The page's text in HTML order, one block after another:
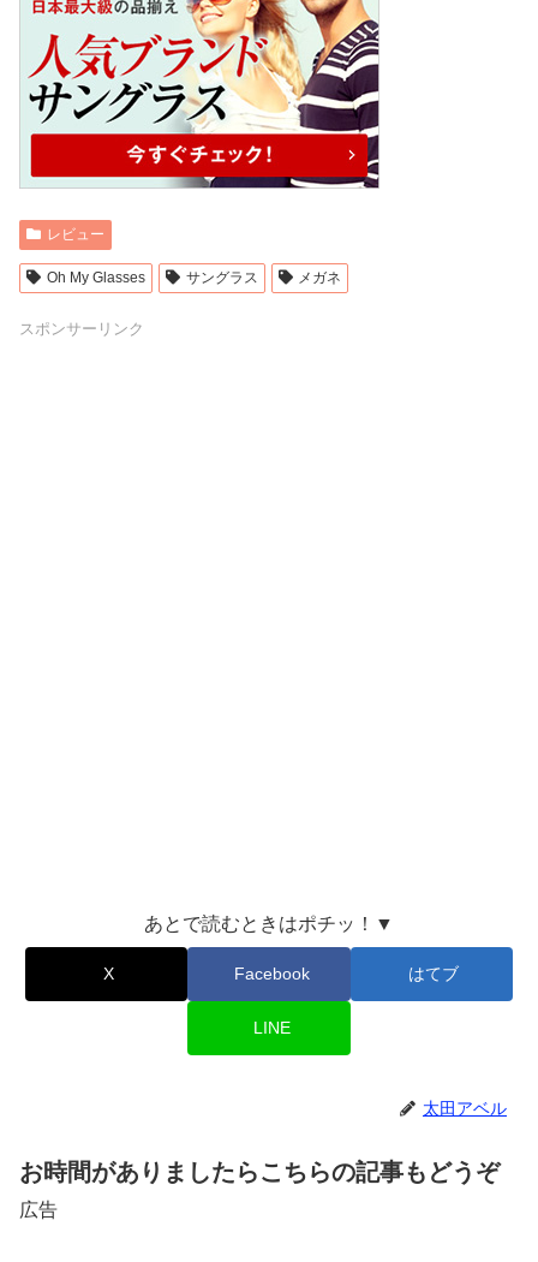
レビュー
Oh My Glasses サングラス メガネ
スポンサーリンク
あとで読むときはポチッ！▼
X Facebook はてブ
LINE
太田アベル
お時間がありましたらこちらの記事もどうぞ
広告